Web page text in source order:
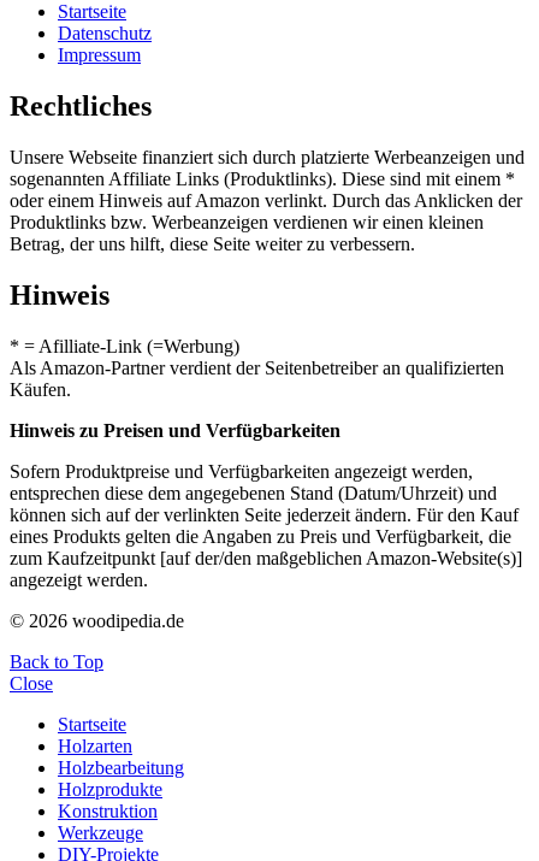
Startseite
Datenschutz
Impressum
Rechtliches
Unsere Webseite finanziert sich durch platzierte Werbeanzeigen und
sogenannten Affiliate Links (Produktlinks). Diese sind mit einem *
oder einem Hinweis auf Amazon verlinkt. Durch das Anklicken der
Produktlinks bzw. Werbeanzeigen verdienen wir einen kleinen
Betrag, der uns hilft, diese Seite weiter zu verbessern.
Hinweis
* = Afilliate-Link (=Werbung)
Als Amazon-Partner verdient der Seitenbetreiber an qualifizierten
Käufen.
Hinweis zu Preisen und Verfügbarkeiten
Sofern Produktpreise und Verfügbarkeiten angezeigt werden,
entsprechen diese dem angegebenen Stand (Datum/Uhrzeit) und
können sich auf der verlinkten Seite jederzeit ändern. Für den Kauf
eines Produkts gelten die Angaben zu Preis und Verfügbarkeit, die
zum Kaufzeitpunkt [auf der/den maßgeblichen Amazon-Website(s)]
angezeigt werden.
© 2026 woodipedia.de
Back to Top
Close
Startseite
Holzarten
Holzbearbeitung
Holzprodukte
Konstruktion
Werkzeuge
DIY-Projekte